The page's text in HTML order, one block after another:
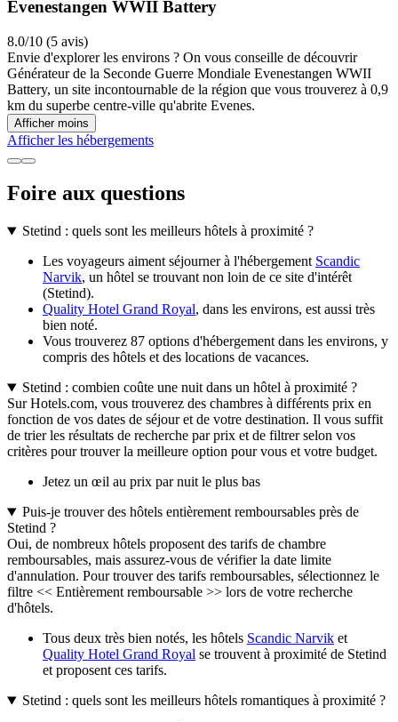
Evenestangen WWII Battery
8.0/10 (5 avis)
Envie d'explorer les environs ? On vous conseille de découvrir
Générateur de la Seconde Guerre Mondiale Evenestangen WWII
Battery, un site incontournable de la région que vous trouverez à 0,9
km du superbe centre-ville qu'abrite Evenes.
Afficher moins
Afficher les hébergements
Foire aux questions
Stetind : quels sont les meilleurs hôtels à proximité ?
Les voyageurs aiment séjourner à l'hébergement Scandic
Narvik, un hôtel se trouvant non loin de ce site d'intérêt
(Stetind).
Quality Hotel Grand Royal, dans les environs, est aussi très
bien noté.
Vous trouverez 87 options d'hébergement dans les environs, y
compris des hôtels et des locations de vacances.
Stetind : combien coûte une nuit dans un hôtel à proximité ?
Sur Hotels.com, vous trouverez des chambres à différents prix en
fonction de vos dates de séjour et de votre destination. Il vous suffit
de trier les résultats de recherche par prix et de filtrer selon vos
critères pour trouver la meilleure option pour vous et votre budget.
Jetez un œil au prix par nuit le plus bas
Puis-je trouver des hôtels entièrement remboursables près de
Stetind ?
Oui, de nombreux hôtels proposent des tarifs de chambre
remboursables, mais assurez-vous de vérifier la date limite
d'annulation. Pour trouver des tarifs remboursables, sélectionnez le
filtre << Entièrement remboursable >> lors de votre recherche
d'hôtels.
Tous deux très bien notés, les hôtels Scandic Narvik et
Quality Hotel Grand Royal se trouvent à proximité de Stetind
et proposent ces tarifs.
Stetind : quels sont les meilleurs hôtels romantiques à proximité ?